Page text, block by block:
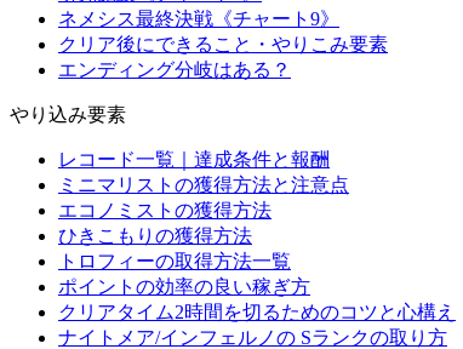
ネメシス最終決戦《チャート9》
クリア後にできること・やりこみ要素
エンディング分岐はある？
やり込み要素
レコード一覧｜達成条件と報酬
ミニマリストの獲得方法と注意点
エコノミストの獲得方法
ひきこもりの獲得方法
トロフィーの取得方法一覧
ポイントの効率の良い稼ぎ方
クリアタイム2時間を切るためのコツと心構え
ナイトメア/インフェルノの Sランクの取り方